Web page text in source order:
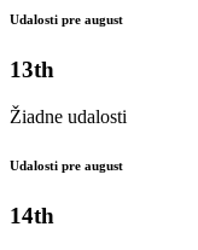
Udalosti pre august
13th
Žiadne udalosti
Udalosti pre august
14th